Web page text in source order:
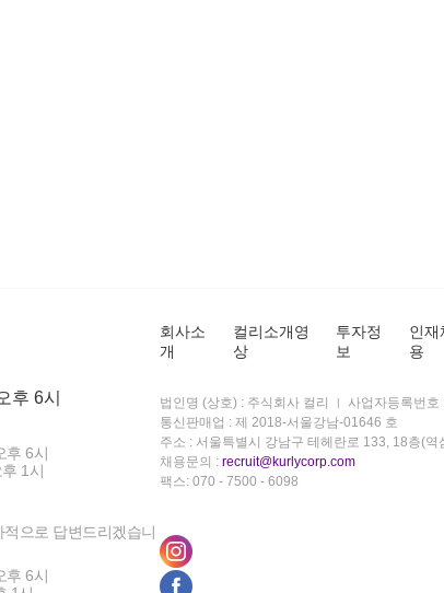
후 6시
후 6시
1시
으로 답변드리겠습니
후 6시
회사소
개
컬리소개영
상
투자정
보
인재
용
법인명 (상호) : 주식회사 컬리 사업자등록번
통신판매업 : 제 2018-서울강남-01646 호
주소 : 서울특별시 강남구 테헤란로 133, 18층(역
채용문의 : recruit@kurlycorp.com
팩스: 070 - 7500 - 6098